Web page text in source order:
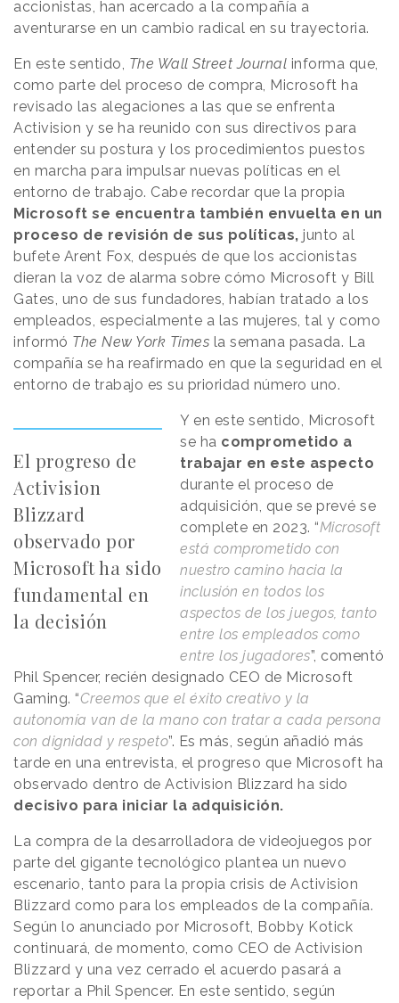
accionistas, han acercado a la compañía a
aventurarse en un cambio radical en su trayectoria.
En este sentido, The Wall Street Journal informa que,
como parte del proceso de compra, Microsoft ha
revisado las alegaciones a las que se enfrenta
Activision y se ha reunido con sus directivos para
entender su postura y los procedimientos puestos
en marcha para impulsar nuevas políticas en el
entorno de trabajo. Cabe recordar que la propia
Microsoft se encuentra también envuelta en un
proceso de revisión de sus políticas, junto al
bufete Arent Fox, después de que los accionistas
dieran la voz de alarma sobre cómo Microsoft y Bill
Gates, uno de sus fundadores, habían tratado a los
empleados, especialmente a las mujeres, tal y como
informó The New York Times la semana pasada. La
compañía se ha reafirmado en que la seguridad en el
entorno de trabajo es su prioridad número uno.
El progreso de
Activision
Blizzard
observado por
Microsoft ha sido
fundamental en
la decisión
Y en este sentido, Microsoft
se ha comprometido a
trabajar en este aspecto
durante el proceso de
adquisición, que se prevé se
complete en 2023. “Microsoft
está comprometido con
nuestro camino hacia la
inclusión en todos los
aspectos de los juegos, tanto
entre los empleados como
entre los jugadores”, comentó
Phil Spencer, recién designado CEO de Microsoft
Gaming. “Creemos que el éxito creativo y la
autonomía van de la mano con tratar a cada persona
con dignidad y respeto”. Es más, según añadió más
tarde en una entrevista, el progreso que Microsoft ha
observado dentro de Activision Blizzard ha sido
decisivo para iniciar la adquisición.
La compra de la desarrolladora de videojuegos por
parte del gigante tecnológico plantea un nuevo
escenario, tanto para la propia crisis de Activision
Blizzard como para los empleados de la compañía.
Según lo anunciado por Microsoft, Bobby Kotick
continuará, de momento, como CEO de Activision
Blizzard y una vez cerrado el acuerdo pasará a
reportar a Phil Spencer. En este sentido, según